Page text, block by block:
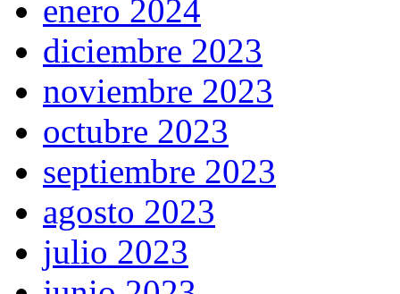
enero 2024
diciembre 2023
noviembre 2023
octubre 2023
septiembre 2023
agosto 2023
julio 2023